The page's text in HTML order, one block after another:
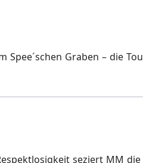
Graben – die
seziert MM